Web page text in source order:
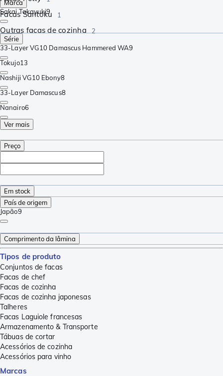
Facas Santoku 1
Outras facas de cozinha 2
Marca
Sakai Takayuki9
Série
33-Layer VG10 Damascus Hammered WA9
Tokujo13
Nashiji VG10 Ebony8
33-Layer Damascus8
Nanairo6
Ver mais
Preço
Em stock
País de origem
Japão9
Comprimento da lâmina
Tipos de produto
Conjuntos de facas
Facas de chef
Facas de cozinha
Facas de cozinha japonesas
Talheres
Facas Laguiole francesas
Armazenamento & Transporte
Tábuas de cortar
Acessórios de cozinha
Acessórios para vinho
Marcas